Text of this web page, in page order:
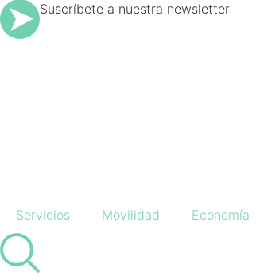
Suscríbete a nuestra newsletter
Servicios Movilidad Economía